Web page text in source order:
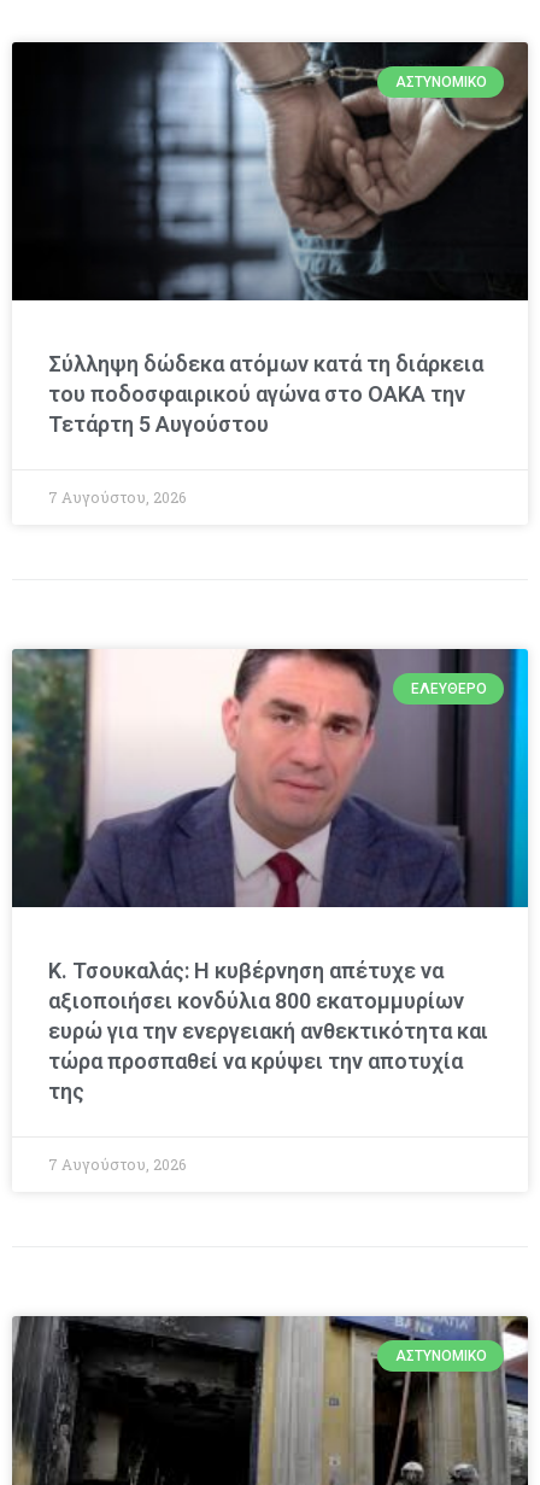
ΑΣΤΥΝΟΜΙΚΌ
Σύλληψη δώδεκα ατόμων κατά τη διάρκεια
του ποδοσφαιρικού αγώνα στο ΟΑΚΑ την
Τετάρτη 5 Αυγούστου
7 Αυγούστου, 2026
ΕΛΕΎΘΕΡΟ
Κ. Τσουκαλάς: Η κυβέρνηση απέτυχε να
αξιοποιήσει κονδύλια 800 εκατομμυρίων
ευρώ για την ενεργειακή ανθεκτικότητα και
τώρα προσπαθεί να κρύψει την αποτυχία
της
7 Αυγούστου, 2026
ΑΣΤΥΝΟΜΙΚΌ